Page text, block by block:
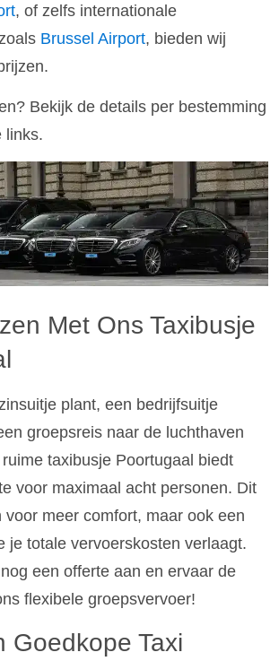
, of zelfs internationale
Brussel Airport, bieden wij
Bekijk de details per bestemming
links.
Met Ons Taxibusje
plant, een bedrijfsuitje
groepsreis naar de luchthaven
taxibusje Poortugaal biedt
voor maximaal acht personen. Dit
voor meer comfort, maar ook een
je totale vervoerskosten verlaagt.
een offerte aan en ervaar de
flexibele groepsvervoer!
Goedkope Taxi